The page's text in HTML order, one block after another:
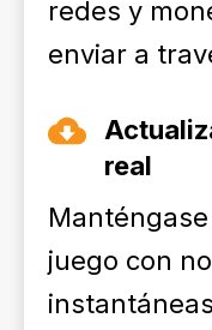
redes y
enviar a
real
juego con